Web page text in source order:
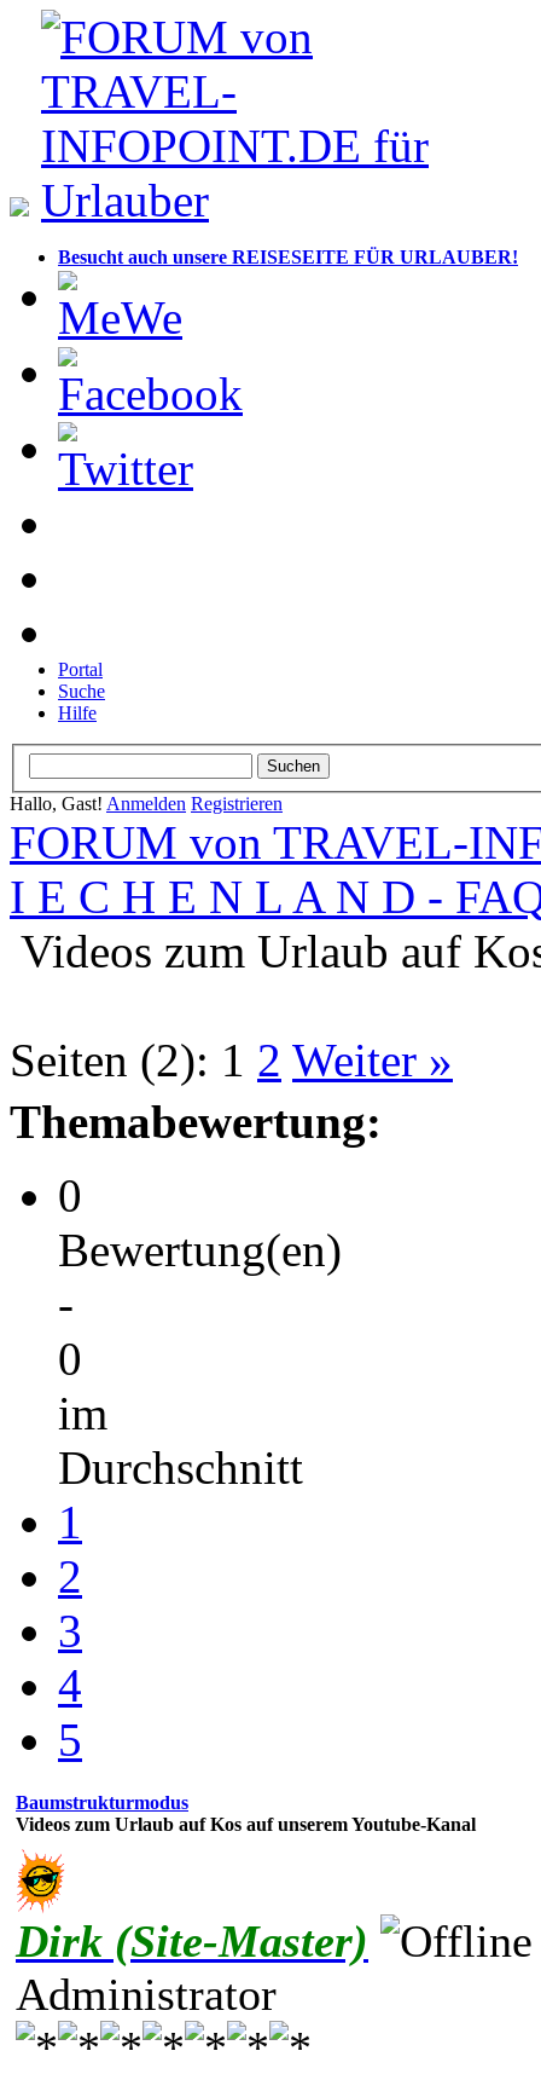
Besucht auch unsere REISESEITE FÜR URLAUBER!
Portal
Suche
Hilfe
Hallo, Gast! Anmelden Registrieren
FORUM von TRAVEL-
I E C H E N L A N D -
Videos zum Urlaub auf
Seiten (2): 1 2 Weiter »
Themabewertung:
0
Bewertung(en)
-
0
im
Durchschnitt
1
2
3
4
5
Baumstrukturmodus
Videos zum Urlaub auf Kos auf unserem Youtube-Kanal
Dirk (Site-Master)
Administrator